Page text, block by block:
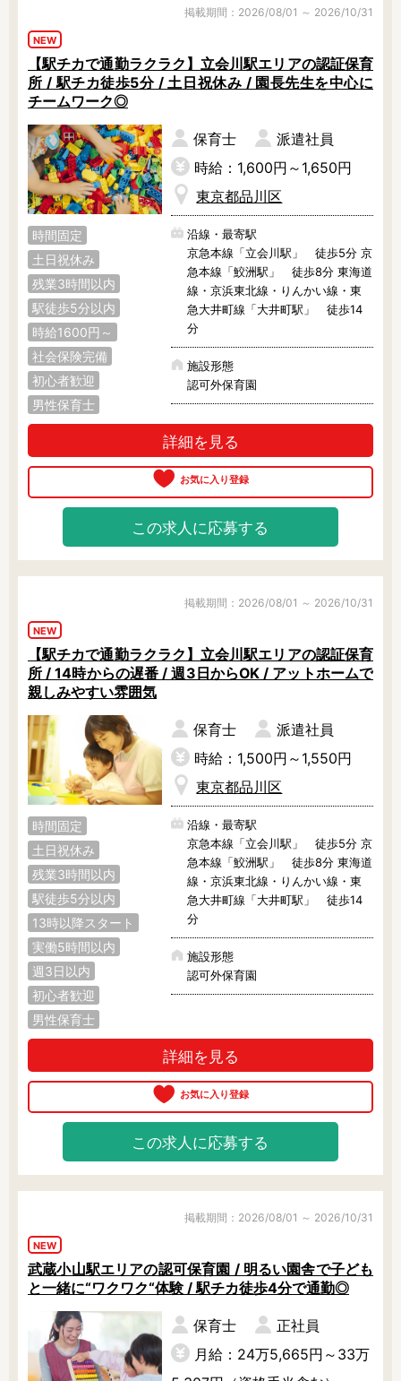
掲載期間：2026/08/01 ～ 2026/10/31
NEW
【駅チカで通勤ラクラク】立会川駅エリアの認証保育
所 / 駅チカ徒歩5分 / 土日祝休み / 園長先生を中心に
チームワーク◎
時間固定
土日祝休み
残業3時間以内
駅徒歩5分以内
時給1600円～
社会保険完備
初心者歓迎
男性保育士
保育士
派遣社員
時給：1,600円～1,650円
東京都品川区
沿線・最寄駅
京急本線「立会川駅」 徒歩5分 京
急本線「鮫洲駅」 徒歩8分 東海道
線・京浜東北線・りんかい線・東
急大井町線「大井町駅」 徒歩14
分
施設形態
認可外保育園
詳細を見る
この求人に応募する
掲載期間：2026/08/01 ～ 2026/10/31
NEW
【駅チカで通勤ラクラク】立会川駅エリアの認証保育
所 / 14時からの遅番 / 週3日からOK / アットホームで
親しみやすい雰囲気
時間固定
土日祝休み
残業3時間以内
駅徒歩5分以内
13時以降スタート
実働5時間以内
週3日以内
初心者歓迎
男性保育士
保育士
派遣社員
時給：1,500円～1,550円
東京都品川区
沿線・最寄駅
京急本線「立会川駅」 徒歩5分 京
急本線「鮫洲駅」 徒歩8分 東海道
線・京浜東北線・りんかい線・東
急大井町線「大井町駅」 徒歩14
分
施設形態
認可外保育園
詳細を見る
この求人に応募する
掲載期間：2026/08/01 ～ 2026/10/31
NEW
武蔵小山駅エリアの認可保育園 / 明るい園舎で子ども
と一緒に“ワクワク“体験 / 駅チカ徒歩4分で通勤◎
保育士
正社員
月給：24万5,665円～33万